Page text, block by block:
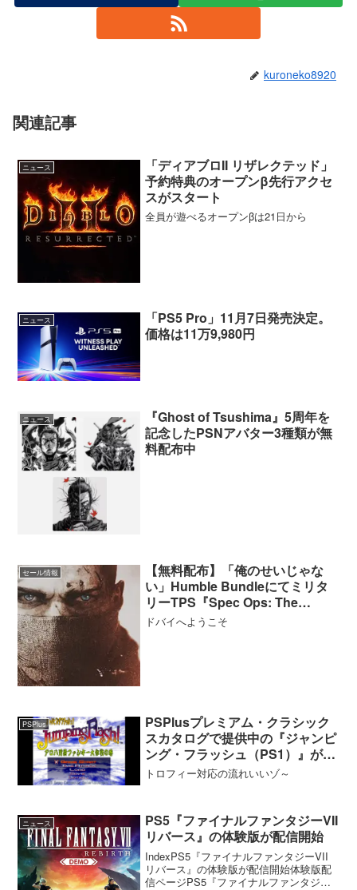
kuroneko8920
関連記事
ニュース
「ディアブロII リザレクテッド」
予約特典のオープンβ先行アクセ
スがスタート
全員が遊べるオープンβは21日から
ニュース
「PS5 Pro」11月7日発売決定。
価格は11万9,980円
ニュース
『Ghost of Tsushima』5周年を
記念したPSNアバター3種類が無
料配布中
セール情報
【無料配布】「俺のせいじゃな
い」Humble Bundleにてミリタ
リーTPS『Spec Ops: The
Line』Steamキーが無料配布中
ドバイへようこそ
PSPlus
PSPlusプレミアム・クラシック
スカタログで提供中の『ジャンピ
ング・フラッシュ（PS1）』がト
ロフィーに対応へ
トロフィー対応の流れいいゾ～
ニュース
PS5『ファイナルファンタジーVII
リバース』の体験版が配信開始
IndexPS5『ファイナルファンタジーVII
リバース』の体験版が配信開始体験版配
信ページPS5『ファイナルファンタジー